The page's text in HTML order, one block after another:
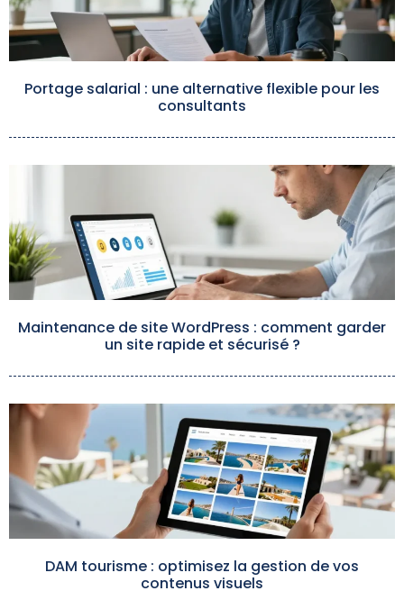
Portage salarial : une alternative flexible pour les
consultants
Maintenance de site WordPress : comment garder
un site rapide et sécurisé ?
DAM tourisme : optimisez la gestion de vos
contenus visuels